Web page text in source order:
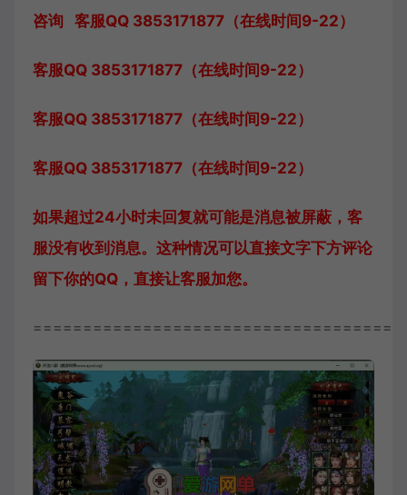
咨询 客服QQ 3853171877（在线时间9-22）
客服QQ 3853171877（在线时间9-22）
客服QQ 3853171877（在线时间9-22）
客服QQ 3853171877（在线时间9-22）
如果超过24小时未回复就可能是消息被屏蔽，客
服没有收到消息。这种情况可以直接文字下方评论
留下你的QQ，直接让客服加您。